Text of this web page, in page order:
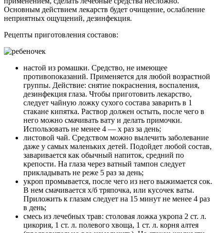
Основным действием лекарств будет очищение, ослабление
неприятных ощущений, дезинфекция.
Рецепты приготовления составов:
настой из ромашки. Средство, не имеющее
противопоказаний. Применяется для любой возрастной
группы. Действие: снятие покраснения, воспаления,
дезинфекция глаза. Чтобы приготовить лекарство,
следует чайную ложку сухого состава заварить в 1
стакане кипятка. Раствор должен остыть, после чего в
него можно смачивать вату и делать примочки.
Использовать не менее 4 — х раз за день;
листовой чай. Средством можно вылечить заболевание
даже у самых маленьких детей. Подойдет любой состав,
заваривается как обычный напиток, средний по
крепости. На глаза через ватный тампон следует
прикладывать не реже 5 раз за день;
укроп промывается, после чего из него выжимается сок.
В нем смачивается х/б тряпочка, или кусочек ваты.
Приложить к глазам следует на 15 минут не менее 4 раз
в день;
смесь из лечебных трав: столовая ложка укропа 2 ст. л.
цикория, 1 ст. л. полевого хвоща, 1 ст. л. корня алтея